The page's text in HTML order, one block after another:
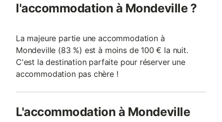
l'accommodation à Mondeville ?
La majeure partie une accommodation à
Mondeville (83 %) est à moins de 100 € la nuit.
C'est la destination parfaite pour réserver une
accommodation pas chère !
L'accommodation à Mondeville